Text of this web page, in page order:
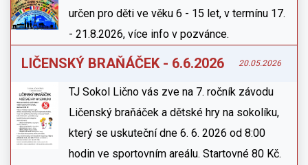
určen pro děti ve věku 6 - 15 let, v termínu 17.
- 21.8.2026, více info v pozvánce.
LIČENSKÝ BRAŇÁČEK - 6.6.2026 20.05.2026
TJ Sokol Lično vás zve na 7. ročník závodu
Ličenský braňáček a dětské hry na sokolíku,
který se uskuteční dne 6. 6. 2026 od 8:00
hodin ve sportovním areálu. Startovné 80 Kč.